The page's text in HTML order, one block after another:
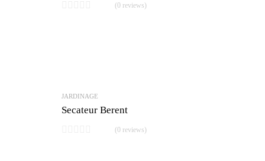
(0 reviews)
JARDINAGE
Secateur Berent
(0 reviews)